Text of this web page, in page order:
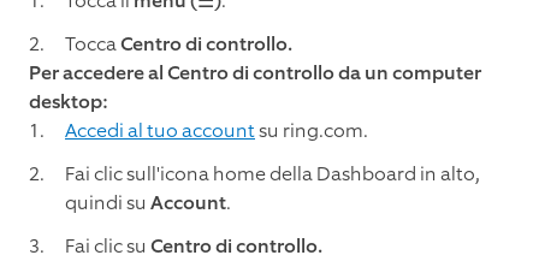
ToccaCentro di controllo.
Per accedere al Centro di controllo da un computer
desktop:
Accedi al tuo accountsu ring.com.
Fai clic sull'icona home della Dashboard in alto,
quindi su Account.
Fai clic su Centro di controllo.